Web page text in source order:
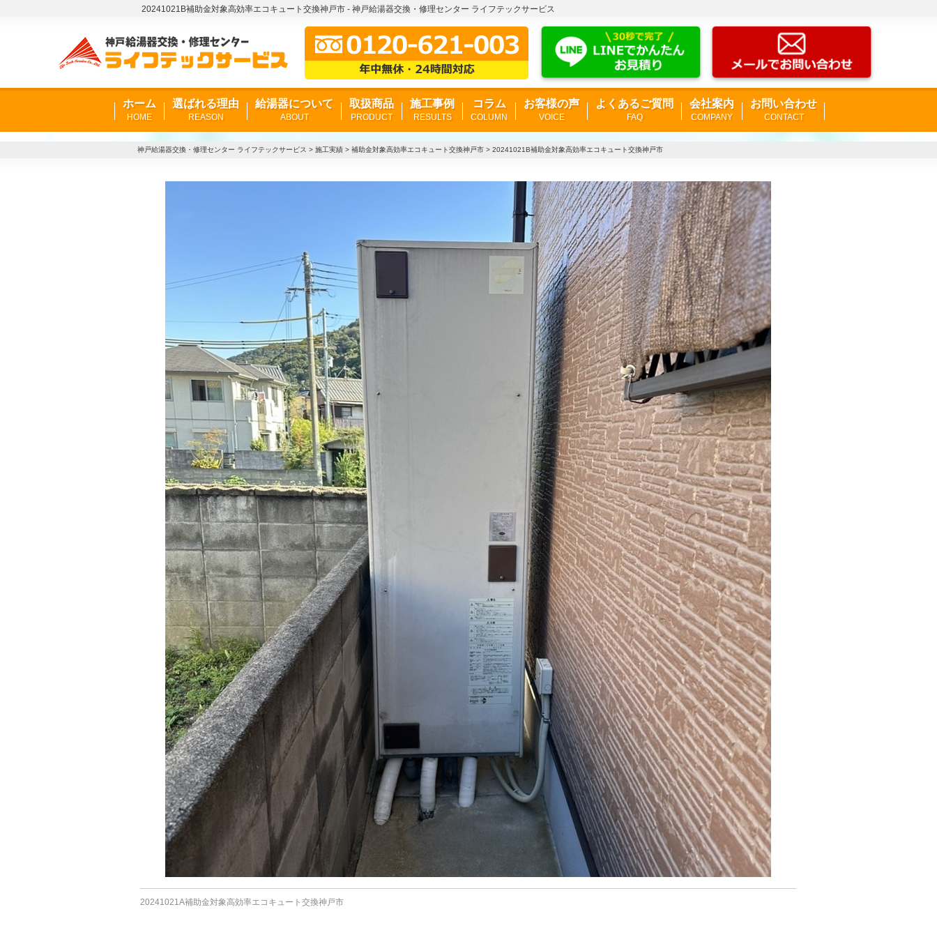
20241021B補助金対象高効率エコキュート交換神戸市 - 神戸給湯器交換・修理センター ライフテックサービス
ホーム
HOME
選ばれる理由
REASON
給湯器について
ABOUT
取扱商品
PRODUCT
施工事例
RESULTS
コラム
COLUMN
お客様の声
VOICE
よくあるご質問
FAQ
会社案内
COMPANY
お問い合わせ
CONTACT
神戸給湯器交換・修理センター ライフテックサービス > 施工実績 > 補助金対象高効率エコキュート交換神戸市 > 20241021B補助金対象高効率エコキュート交換神戸市
20241021A補助金対象高効率エコキュート交換神戸市